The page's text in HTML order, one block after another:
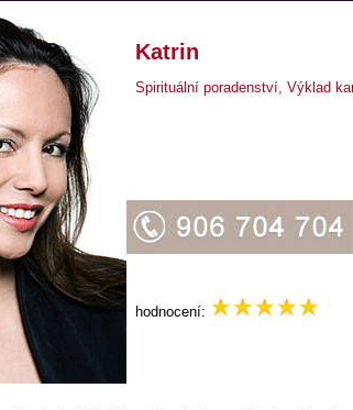
Katrin
Spirituální poradenství, Výklad
hodnocení: